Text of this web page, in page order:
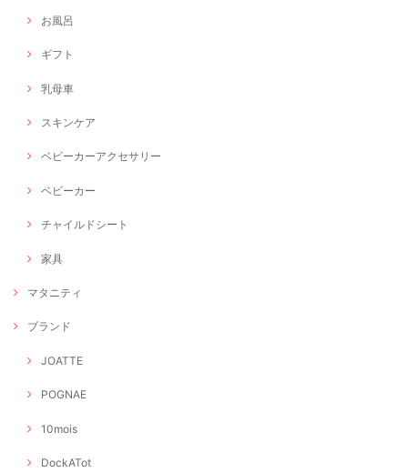
お風呂
ギフト
乳母車
スキンケア
ベビーカーアクセサリー
ベビーカー
チャイルドシート
家具
マタニティ
ブランド
JOATTE
POGNAE
10mois
DockATot